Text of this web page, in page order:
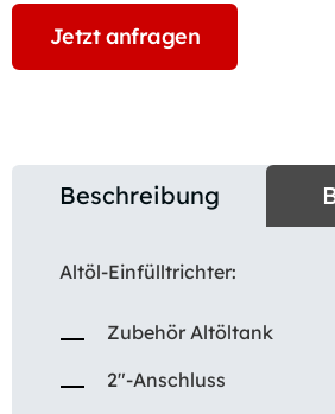
Jetzt anfragen
Beschreibung
Altöl-Einfülltrichter:
Zubehör Altöltank
2″-Anschluss